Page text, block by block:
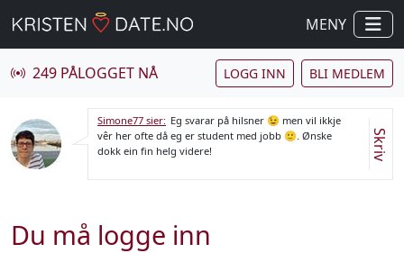
MENY
249 PÅLOGGET NÅ LOGG INN BLI MEDLEM
Simone77 sier: Eg svarar på hilsner 😉 men vil ikkje
vêr her ofte då eg er student med jobb 🙂. Ønske
dokk ein fin helg videre!
Skriv
Du må logge inn